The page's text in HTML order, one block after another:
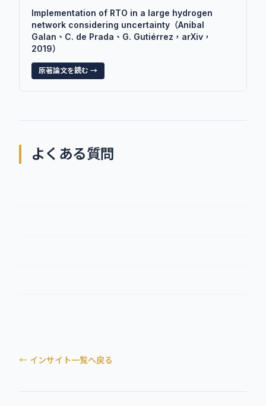
Implementation of RTO in a large hydrogen
network considering uncertainty（Anibal
Galan、C. de Prada、G. Gutiérrez，arXiv，
2019）
原著論文を読む →
よくある質問
← インサイト一覧へ戻る